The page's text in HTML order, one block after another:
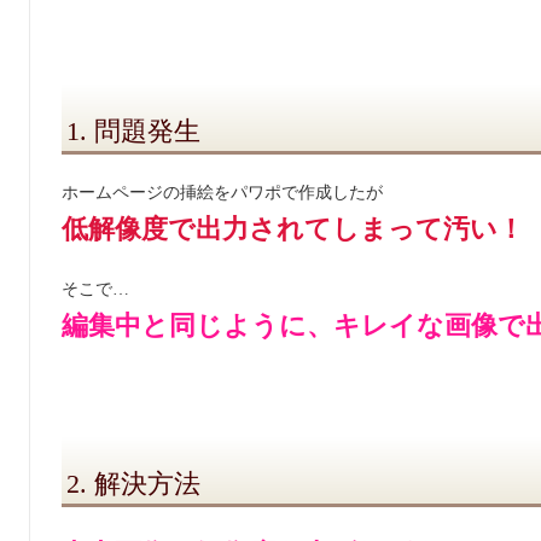
1. 問題発生
ホームページの挿絵をパワポで作成したが
低解像度で出力されてしまって汚い！
そこで…
編集中と同じように、キレイな画像で
2. 解決方法